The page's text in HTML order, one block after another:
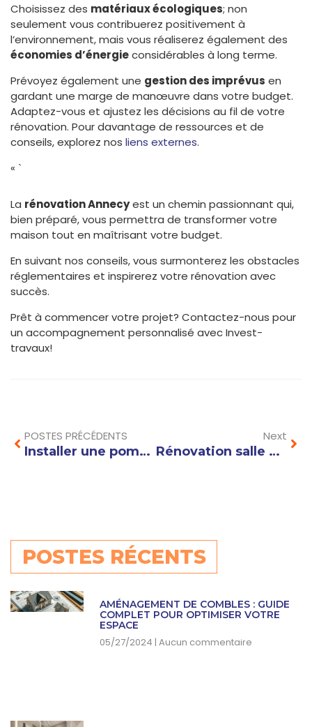
Choisissez des matériaux écologiques; non
seulement vous contribuerez positivement à
l’environnement, mais vous réaliserez également des
économies d’énergieconsidérables à long terme.
Prévoyez également une gestion des imprévus en
gardant une marge de manœuvre dans votre budget.
Adaptez-vous et ajustez les décisions au fil de votre
rénovation. Pour davantage de ressources et de
conseils, explorez nos liens externes.
« `
La rénovation Annecyest un chemin passionnant qui,
bien préparé, vous permettra de transformer votre
maison tout en maîtrisant votre budget.
En suivant nos conseils, vous surmonterez les obstacles
réglementaires et inspirerez votre rénovation avec
succès.
Prêt à commencer votre projet? Contactez-nous pour
un accompagnement personnalisé avec Invest-
travaux!
POSTES PRÉCÉDENTS
Installer une pompe a chaleur : les erreurs à éviter pour une performance optimale
Next
Rénovation salle de bain Annecy : quel budget prévoir pour une transformation réussie ?
POSTES RÉCENTS
AMÉNAGEMENT DE COMBLES : GUIDE
COMPLET POUR OPTIMISER VOTRE
ESPACE
05/27/2024 Aucun commentaire